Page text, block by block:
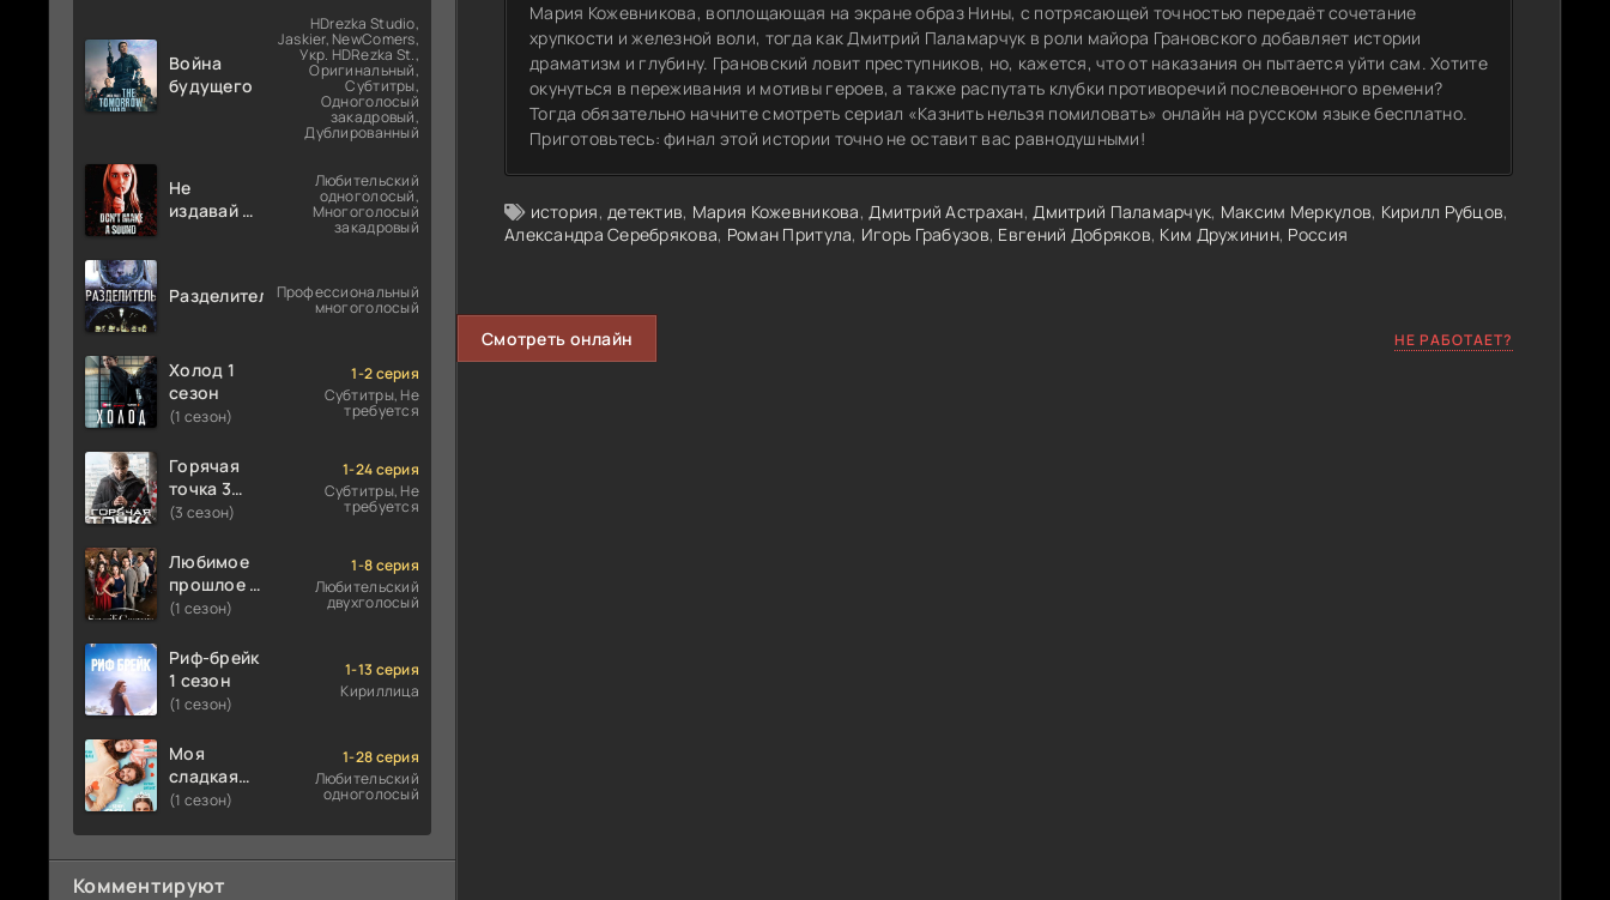
Война
будущего
HDrezka Studio,
Jaskier, NewComers,
Укр. HDRezka St.,
Оригинальный,
Субтитры,
Одноголосый
закадровый,
Дублированный
Не
издавай ни
Любительский
одноголосый,
Многоголосый
закадровый
РазделительПрофессиональный
многоголосый
Холод 1
сезон
(1 сезон)
1-2 серия
Субтитры, Не
требуется
Горячая
точка 3
сезон
(3 сезон)
1-24 серия
Субтитры, Не
требуется
Любимое
прошлое 1
сезон
(1 сезон)
1-8 серия
Любительский
двухголосый
Риф-брейк
1 сезон
(1 сезон)
1-13 серия
Кириллица
Моя
сладкая
ложь 1
(1 сезон)
1-28 серия
Любительский
одноголосый
Комментируют
Мария Кожевникова, воплощающая на экране образ Нины, с потрясающей точностью передаёт сочетание
хрупкости и железной воли, тогда как Дмитрий Паламарчук в роли майора Грановского добавляет истории
драматизм и глубину. Грановский ловит преступников, но, кажется, что от наказания он пытается уйти сам. Хотите
окунуться в переживания и мотивы героев, а также распутать клубки противоречий послевоенного времени?
Тогда обязательно начните смотреть сериал «Казнить нельзя помиловать» онлайн на русском языке бесплатно.
Приготовьтесь: финал этой истории точно не оставит вас равнодушными!
история,детектив, Мария Кожевникова,Дмитрий Астрахан,Дмитрий Паламарчук, Максим Меркулов, Кирилл Рубцов,
Александра Серебрякова, Роман Притула, Игорь Грабузов, Евгений Добряков, Ким Дружинин, Россия
Смотреть онлайн НЕ РАБОТАЕТ?